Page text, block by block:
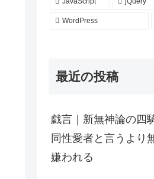
WordPress
最近の投稿
戯言｜新無神論の四
同性愛者と言うより
嫌われる